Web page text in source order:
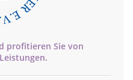
profitieren Sie von
Leistungen.